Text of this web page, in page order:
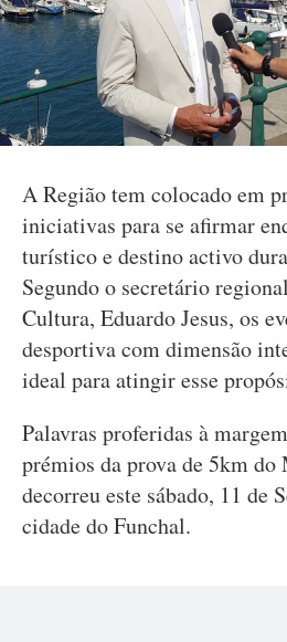
A Região tem colocado em
iniciativas para se afirmar
turístico e destino activo
Segundo o secretário
Cultura, Eduardo Jesus, os
desportiva com dimensão
ideal para atingir esse
Palavras proferidas à
prémios da prova de 5km do
decorreu este sábado, 11 de
cidade do Funchal.